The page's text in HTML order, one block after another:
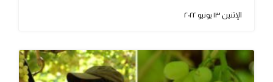
الإثنين ١٣ يونيو ٢٠٢٢